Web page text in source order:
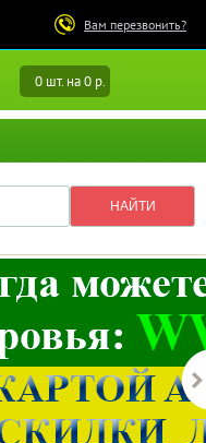
Вам перезвонить?
0 шт. на 0 р.